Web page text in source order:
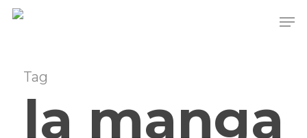
Skip
Tag
la manga